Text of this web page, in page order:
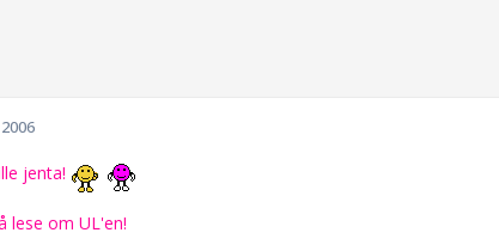
jenta!
lese om UL'en!